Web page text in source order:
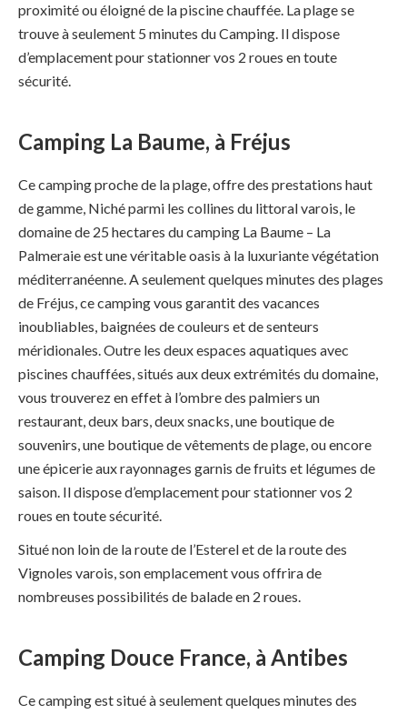
proximité ou éloigné de la piscine chauffée. La plage se
trouve à seulement 5 minutes du Camping. Il dispose
d’emplacement pour stationner vos 2 roues en toute
sécurité.
Camping La Baume, à Fréjus
Ce camping proche de la plage, offre des prestations haut
de gamme, Niché parmi les collines du littoral varois, le
domaine de 25 hectares du camping La Baume – La
Palmeraie est une véritable oasis à la luxuriante végétation
méditerranéenne. A seulement quelques minutes des plages
de Fréjus, ce camping vous garantit des vacances
inoubliables, baignées de couleurs et de senteurs
méridionales. Outre les deux espaces aquatiques avec
piscines chauffées, situés aux deux extrémités du domaine,
vous trouverez en effet à l’ombre des palmiers un
restaurant, deux bars, deux snacks, une boutique de
souvenirs, une boutique de vêtements de plage, ou encore
une épicerie aux rayonnages garnis de fruits et légumes de
saison. Il dispose d’emplacement pour stationner vos 2
roues en toute sécurité.
Situé non loin de la route de l’Esterel et de la route des
Vignoles varois, son emplacement vous offrira de
nombreuses possibilités de balade en 2 roues.
Camping Douce France, à Antibes
Ce camping est situé à seulement quelques minutes des